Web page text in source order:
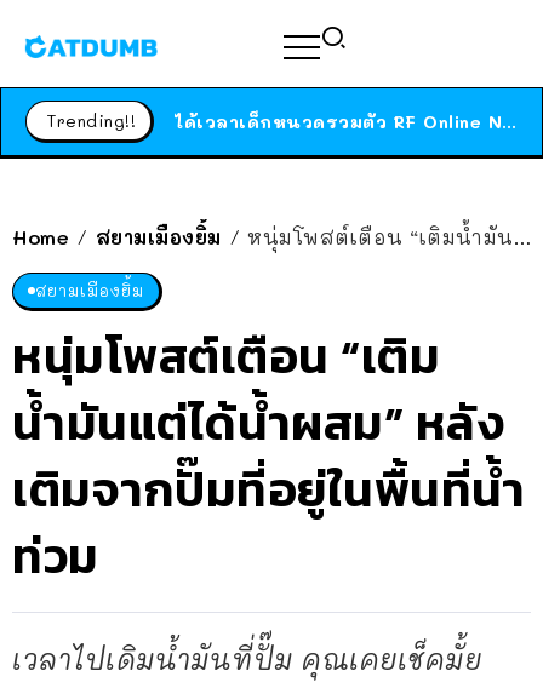
Trending!! ได้เวลาเด็กหนวดรวมตัว RF Online Next เปิดให้เล่นแล้ว เกม Sci-Fi MMORPG ระดับตำนาน เล่นได้ทั้งมือถือและ PC
Home / สยามเมืองยิ้ม / หนุ่มโพสต์เตือน “เติมน้ำมันแต่ได้น้ำผสม” หลังเติมจากปั๊มที่อยู่ในพื้นที่น้ำท่วม
สยามเมืองยิ้ม
หนุ่มโพสต์เตือน “เติม
น้ำมันแต่ได้น้ำผสม” หลัง
เติมจากปั๊มที่อยู่ในพื้นที่น้ำ
ท่วม
เวลาไปเดิมน้ำมันที่ปั๊ม คุณเคยเช็คมั้ย